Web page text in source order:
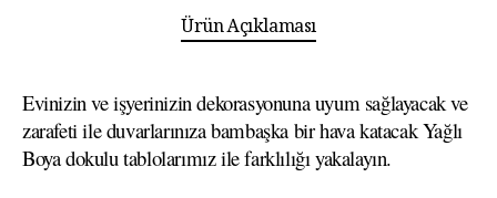
Ürün Açıklaması
Evinizin ve işyerinizin dekorasyonuna uyum sağlayacak ve
zarafeti ile duvarlarınıza bambaşka bir hava katacak Yağlı
Boya dokulu tablolarımız ile farklılığı yakalayın.